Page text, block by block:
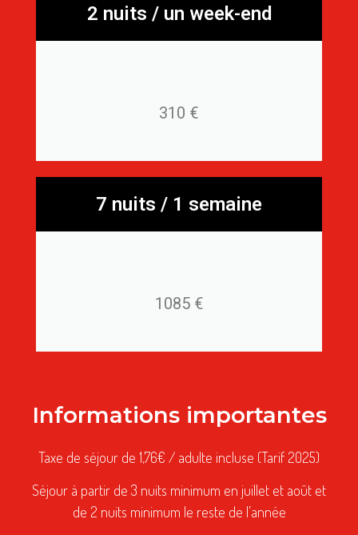
2 nuits / un week-end
310 €
7 nuits / 1 semaine
1085 €
Informations importantes
Taxe de séjour de 1,76€ / adulte incluse (Tarif 2025)
Séjour à partir de 3 nuits minimum en juillet et août et
de 2 nuits minimum le reste de l’année